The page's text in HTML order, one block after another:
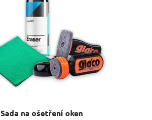
Sada na ošetření oken